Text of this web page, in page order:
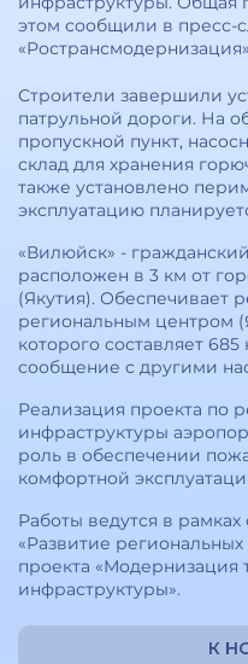
этом сообщили в пресс-
Строители завершили
патрульной дороги. На
пропускной пункт,
склад для хранения
также установлено
эксплуатацию
«Вилюйск» -
расположен в 3 км от
(Якутия). Обеспечивает
региональным центром
которого составляет
сообщение с другими
Реализация проекта по
инфраструктуры
роль в обеспечении
комфортной
Работы ведутся в
«Развитие
проекта «Модернизация
инфраструктуры».
К